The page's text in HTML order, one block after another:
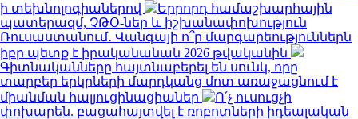
ի տեխնոլոգիաներով
Երրորդ համաշխարհային
պատերազմ, ՉԹՕ-ներ և իշխանափոխություն
Ռուսաստանում․ Վանգայի ո՞ր մարգարեություններն
իբր պետք է իրականանան 2026 թվականին
Գիտնականները հայտնաբերել են սունկ, որը
տարբեր երկրների մարդկանց մոտ առաջացնում է
միանման հալյուցինացիաներ
Ո՛չ ուսուցչի
փոխարեն. բացահայտվել է ռոբոտների իդեալական